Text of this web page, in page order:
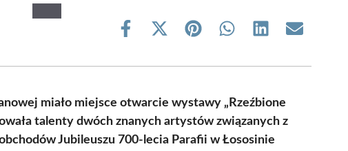
Share
Share
(Twitter)
Share Share Share Share
miało miejsce otwarcie wystawy „Rzeźbione
talenty dwóch znanych artystów związanych z
Jubileuszu 700-lecia Parafii w Łososinie